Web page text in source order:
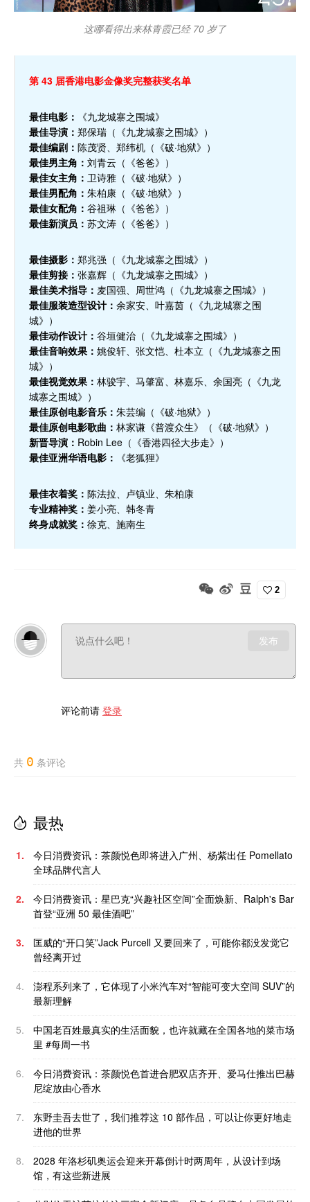
这哪看得出来林青霞已经 70 岁了
第 43 届香港电影金像奖完整获奖名单
最佳电影：
《九龙城寨之围城》
最佳导演： 郑保瑞（《九龙城寨之围城》）
最佳编剧： 陈茂贤、郑纬机（《破·地狱》）
最佳男主角： 刘青云（《爸爸》）
最佳女主角： 卫诗雅（《破·地狱》）
最佳男配角： 朱柏康（《破·地狱》）
最佳女配角： 谷祖琳（《爸爸》）
最佳新演员： 苏文涛（《爸爸》）
最佳摄影： 郑兆强（《九龙城寨之围城》）
最佳剪接： 张嘉辉（《九龙城寨之围城》）
最佳美术指导： 麦国强、周世鸿（《九龙城寨之围城》）
最佳服装造型设计： 余家安、叶嘉茵（《九龙城寨之围
城》）
最佳动作设计： 谷垣健治（《九龙城寨之围城》）
最佳音响效果： 姚俊轩、张文恺、杜本立（《九龙城寨之围
城》）
最佳视觉效果： 林骏宇、马肇富、林嘉乐、余国亮（《九龙
城寨之围城》）
最佳原创电影音乐： 朱芸编（《破·地狱》）
最佳原创电影歌曲： 林家谦《普渡众生》（《破·地狱》）
新晋导演： Robin Lee（《香港四径大步走》）
最佳亚洲华语电影：
《老狐狸》
最佳衣着奖： 陈法拉、卢镇业、朱柏康
专业精神奖： 姜小亮、韩冬青
终身成就奖： 徐克、施南生
2
发布
评论前请 登录
共 0 条评论
最热
1.
今日消费资讯：茶颜悦色即将进入广州、杨紫出任 Pomellato
全球品牌代言人
2.
今日消费资讯：星巴克“兴趣社区空间”全面焕新、Ralph's Bar
首登“亚洲 50 最佳酒吧”
3.
匡威的“开口笑”Jack Purcell 又要回来了，可能你都没发觉它
曾经离开过
4.
澎程系列来了，它体现了小米汽车对“智能可变大空间 SUV”的
最新理解
5.
中国老百姓最真实的生活面貌，也许就藏在全国各地的菜市场
里 #每周一书
6.
今日消费资讯：茶颜悦色首进合肥双店齐开、爱马仕推出巴赫
尼绽放由心香水
7.
东野圭吾去世了，我们推荐这 10 部作品，可以让你更好地走
进他的世界
8.
2028 年洛杉矶奥运会迎来开幕倒计时两周年，从设计到场
馆，有这些新进展